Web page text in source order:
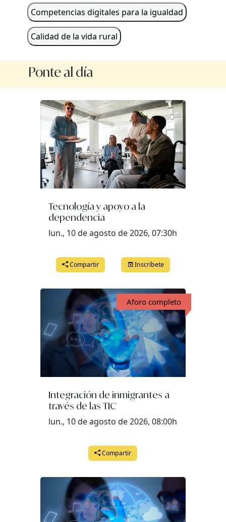
Competencias digitales para la igualdad
Calidad de la vida rural
Ponte al día
Tecnología y apoyo a la
dependencia
lun., 10 de agosto de 2026, 07:30h
Compartir Inscríbete
Aforo completo
Integración de inmigrantes a
través de las TIC
lun., 10 de agosto de 2026, 08:00h
Compartir